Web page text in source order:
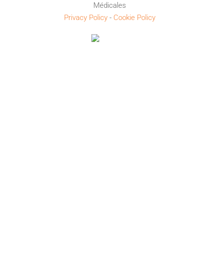
Médicales
Privacy Policy- Cookie Policy